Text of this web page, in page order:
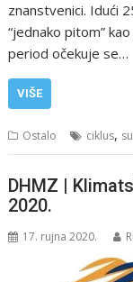
znanstvenici. Idući
“jednako pitom”
period očekuje se…
VIŠE
Ostalo ciklus,
DHMZ |
2020.
17. rujna 2020.